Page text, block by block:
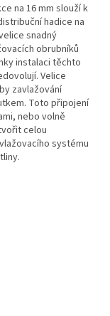
na 16 mm slouží k
hadice na
snadný
obrubníků
instalaci těchto
Velice
zavlažování
Toto připojení
nebo volně
celou
systému